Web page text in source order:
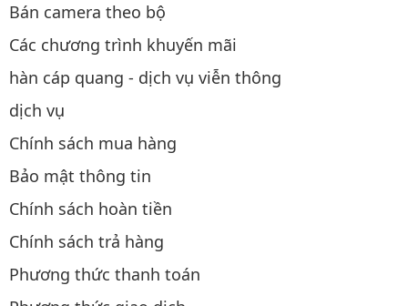
Bán camera theo bộ
Các chương trình khuyến mãi
hàn cáp quang - dịch vụ viễn thông
dịch vụ
Chính sách mua hàng
Bảo mật thông tin
Chính sách hoàn tiền
Chính sách trả hàng
Phương thức thanh toán